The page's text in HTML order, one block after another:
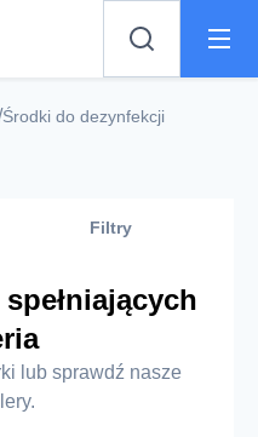
Środki do dezynfekcji
Filtry
lub sprawdź nasze